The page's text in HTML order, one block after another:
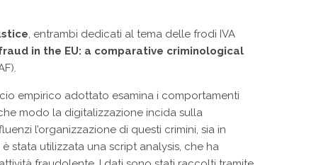
, entrambi dedicati al tema delle frodi IVA
fraud in the EU: a comparative criminological
empirico adottato esamina i comportamenti
modo la digitalizzazione incida sulla
l’organizzazione di questi crimini, sia in
stata utilizzata una script analysis, che ha